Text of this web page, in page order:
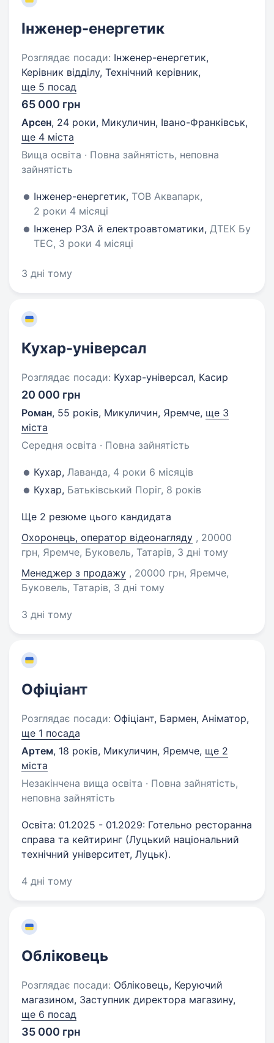
Інженер-енергетик
Розглядає посади: Інженер-енергетик,
Керівник відділу, Технічний керівник,
ще 5 посад
65 000 грн
Арсен, 24 роки, Микуличин, Івано-Франківськ,
ще 4 міста
Вища освіта · Повна зайнятість, неповна
зайнятість
Інженер-енергетик, ТОВ Аквапарк,
2 роки 4 місяці
Інженер РЗА й електроавтоматики, ДТЕК Бу
ТЕС, 3 роки 4 місяці
3 дні тому
Кухар-універсал
Розглядає посади: Кухар-універсал, Касир
20 000 грн
Роман, 55 років, Микуличин, Яремче, ще 3
міста
Середня освіта · Повна зайнятість
Кухар, Лаванда, 4 роки 6 місяців
Кухар, Батьківський Поріг, 8 років
Ще 2 резюме цього кандидата
Охоронець, оператор відеонагляду , 20000
грн, Яремче, Буковель, Татарів, 3 дні тому
Менеджер з продажу , 20000 грн, Яремче,
Буковель, Татарів, 3 дні тому
3 дні тому
Офіціант
Розглядає посади: Офіціант, Бармен, Аніматор,
ще 1 посада
Артем, 18 років, Микуличин, Яремче, ще 2
міста
Незакінчена вища освіта · Повна зайнятість,
неповна зайнятість
Освіта: 01.2025 - 01.2029: Готельно ресторанна
справа та кейтиринг (Луцький національний
технічний університет, Луцьк).
4 дні тому
Обліковець
Розглядає посади: Обліковець, Керуючий
магазином, Заступник директора магазину,
ще 6 посад
35 000 грн